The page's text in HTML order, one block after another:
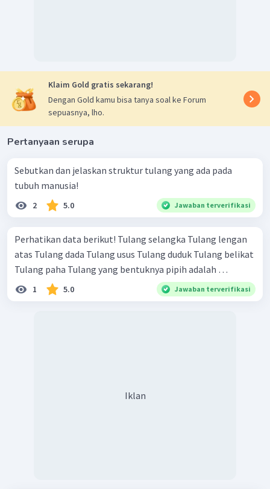
Klaim Gold gratis sekarang!
Dengan Gold kamu bisa tanya soal ke Forum
sepuasnya, lho.
Pertanyaan serupa
Sebutkan dan jelaskan struktur tulang yang ada pada
tubuh manusia!
2 5.0 Jawaban terverifikasi
Perhatikan data berikut! Tulang selangka Tulang lengan
atas Tulang dada Tulang usus Tulang duduk Tulang belikat
Tulang paha Tulang yang bentuknya pipih adalah …
1 5.0 Jawaban terverifikasi
Iklan